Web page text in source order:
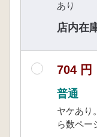
あり
店内在
704 円
普通
ヤケあり
ら数ペー